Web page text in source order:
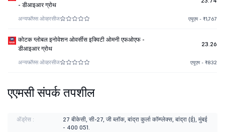
- डीआइआर ग्रोथ
अन्यफॉफ्स ओव्हरसीज एयूएम - ₹1,767
कोटक ग्लोबल इनोवेशन ओवर्सीस इक्विटी ओमनी एफओएफ -
डीआइआर ग्रोथ
23.26
अन्यफॉफ्स ओव्हरसीज एयूएम - ₹832
एएमसी संपर्क तपशील
ॲड्रेस :
27 बीकेसी, सी-27, जी ब्लॉक, बांद्रा कुर्ला कॉम्प्लेक्स, बांद्रा (ई), मुंबई
- 400 051.